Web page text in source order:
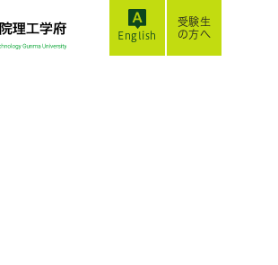
受験生
の方へ
English